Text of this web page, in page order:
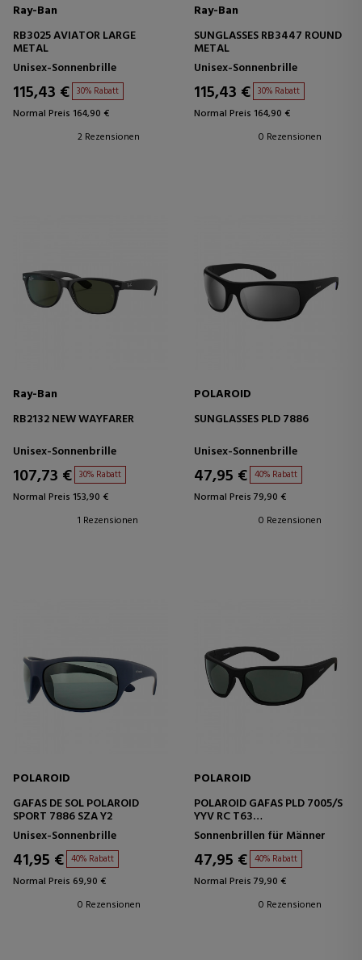
Ray-Ban
RB3025 AVIATOR LARGE
METAL
Unisex-Sonnenbrille
115,43 € 30% Rabatt
Normal Preis 164,90 €
2 Rezensionen
Ray-Ban
SUNGLASSES RB3447 ROUND
METAL
Unisex-Sonnenbrille
115,43 € 30% Rabatt
Normal Preis 164,90 €
0 Rezensionen
Ray-Ban
RB2132 NEW WAYFARER
Unisex-Sonnenbrille
107,73 € 30% Rabatt
Normal Preis 153,90 €
1 Rezensionen
POLAROID
SUNGLASSES PLD 7886
Unisex-Sonnenbrille
47,95 € 40% Rabatt
Normal Preis 79,90 €
0 Rezensionen
POLAROID
GAFAS DE SOL POLAROID
SPORT 7886 SZA Y2
Unisex-Sonnenbrille
41,95 € 40% Rabatt
Normal Preis 69,90 €
0 Rezensionen
POLAROID
POLAROID GAFAS PLD 7005/S
YYV RC T63
RUBBERBLK/GREEN PZ 123
Sonnenbrillen für Männer
47,95 € 40% Rabatt
Normal Preis 79,90 €
0 Rezensionen